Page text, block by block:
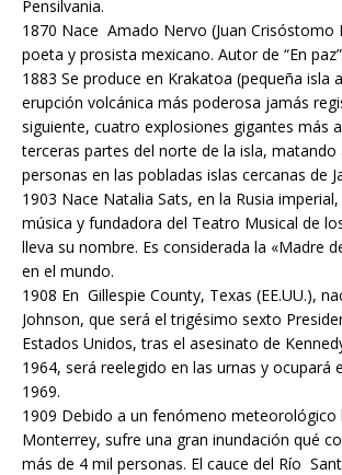
Pensilvania.
1870 Nace Amado Nervo (Juan Crisóstomo
poeta y prosista mexicano. Autor de “En
1883 Se produce en Krakatoa (pequeña isla
erupción volcánica más poderosa jamás
siguiente, cuatro explosiones gigantes más
terceras partes del norte de la isla, matando
personas en las pobladas islas cercanas de
1903 Nace Natalia Sats, en la Rusia
música y fundadora del Teatro Musical de
lleva su nombre. Es considerada la «Madre
en el mundo.
1908 En Gillespie County, Texas (EE.UU.),
Johnson, que será el trigésimo sexto
Estados Unidos, tras el asesinato de
1964, será reelegido en las urnas y ocupará
1969.
1909 Debido a un fenómeno meteorológico
Monterrey, sufre una gran inundación qué
más de 4 mil personas. El cauce del Río